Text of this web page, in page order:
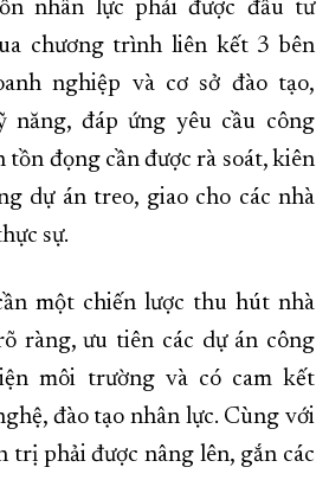
nhân lực phải được đầu tư
chương trình liên kết 3 bên
nghiệp và cơ sở đào tạo,
năng, đáp ứng yêu cầu công
tồn đọng cần được rà soát, kiên
dự án treo, giao cho các nhà
sự.
một chiến lược thu hút nhà
ràng, ưu tiên các dự án công
môi trường và có cam kết
đào tạo nhân lực. Cùng với
trị phải được nâng lên, gắn các